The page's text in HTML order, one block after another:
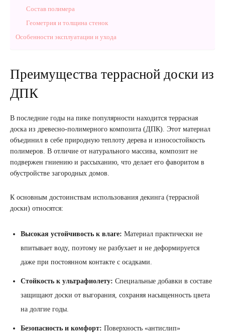
Состав полимера
Геометрия и толщина стенок
Особенности эксплуатации и ухода
Преимущества террасной доски из
ДПК
В последние годы на пике популярности находится террасная
доска из древесно-полимерного композита (ДПК). Этот материал
объединил в себе природную теплоту дерева и износостойкость
полимеров. В отличие от натурального массива, композит не
подвержен гниению и рассыханию, что делает его фаворитом в
обустройстве загородных домов.
К основным достоинствам использования декинга (террасной
доски) относятся:
Высокая устойчивость к влаге: Материал практически не
впитывает воду, поэтому не разбухает и не деформируется
даже при постоянном контакте с осадками.
Стойкость к ультрафиолету: Специальные добавки в составе
защищают доски от выгорания, сохраняя насыщенность цвета
на долгие годы.
Безопасность и комфорт: Поверхность «антислип»